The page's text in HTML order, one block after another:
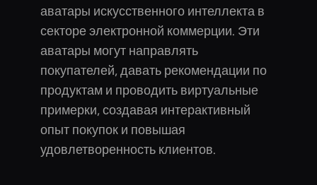
аватары искусственного интеллекта в
секторе электронной коммерции. Эти
аватары могут направлять
покупателей, давать рекомендации по
продуктам и проводить виртуальные
примерки, создавая интерактивный
опыт покупок и повышая
удовлетворенность клиентов.